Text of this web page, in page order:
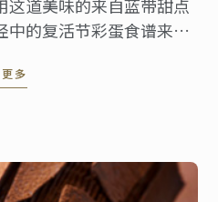
这道美味的来自蓝带甜点
中的复活节彩蛋食谱来庆
多